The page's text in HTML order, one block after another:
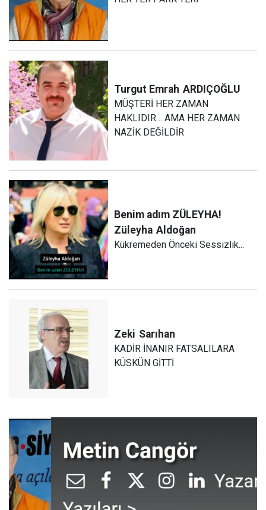
Turgut Emrah ARDIÇOĞLU
MÜŞTERİ HER ZAMAN
HAKLIDIR… AMA HER ZAMAN
NAZİK DEĞİLDİR
Benim adım ZÜLEYHA!
Züleyha Aldoğan
Kükremeden Önceki Sessizlik...
Zeki Sarıhan
KADİR İNANIR FATSALILARA
KÜSKÜN GİTTİ